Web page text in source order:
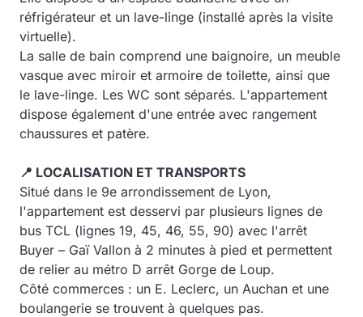
réfrigérateur et un lave-linge (installé après la visite
virtuelle).
La salle de bain comprend une baignoire, un meuble
vasque avec miroir et armoire de toilette, ainsi que
le lave-linge. Les WC sont séparés. L'appartement
dispose également d'une entrée avec rangement
chaussures et patère.
📍 LOCALISATION ET TRANSPORTS
Situé dans le 9e arrondissement de Lyon,
l'appartement est desservi par plusieurs lignes de
bus TCL (lignes 19, 45, 46, 55, 90) avec l'arrêt
Buyer – Gaï Vallon à 2 minutes à pied et permettent
de relier au métro D arrêt Gorge de Loup.
Côté commerces : un E. Leclerc, un Auchan et une
boulangerie se trouvent à quelques pas.